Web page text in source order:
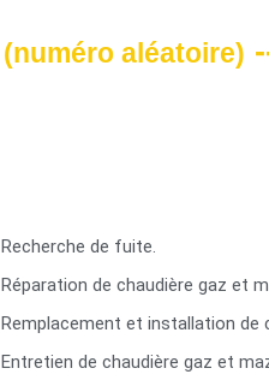
(numéro aléatoire)
Recherche de fuite.
Réparation de chaudière gaz et
Remplacement et installation de
Entretien de chaudière gaz et